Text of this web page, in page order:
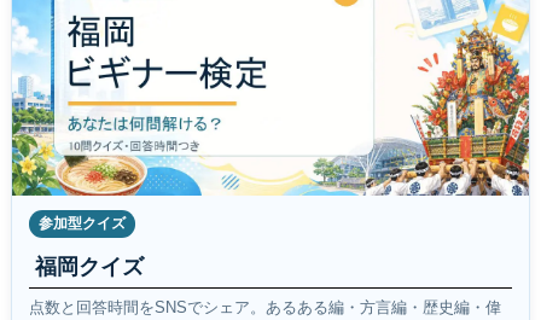
参加型クイズ
福岡クイズ
点数と回答時間をSNSでシェア。あるある編・方言編・歴史編・偉